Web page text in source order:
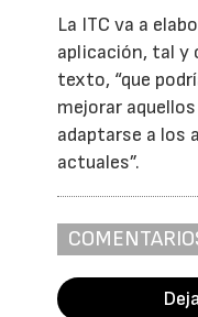
La ITC va a
aplicación, tal y
texto, “que
mejorar
adaptarse a los
actuales”.